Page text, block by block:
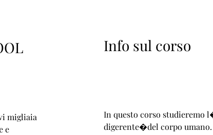
migliaia
e
Info sul corso
In questo corso studieremo
digerente�del corpo umano.